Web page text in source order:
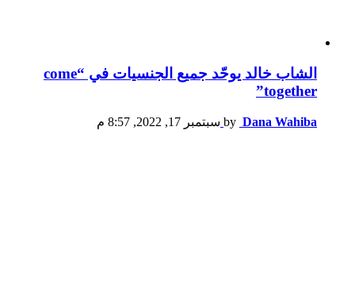
الشاب خالد يوحّد جميع الجنسيات في “come
together”
by Dana Wahiba سبتمبر 17, 2022, 8:57 م